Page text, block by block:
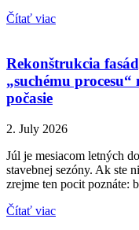
Čítať viac
Rekonštrukcia
„suchému
počasie
2. July 2026
Júl je mesiacom letných
stavebnej sezóny. Ak ste
zrejme ten pocit poznáte:
Čítať viac